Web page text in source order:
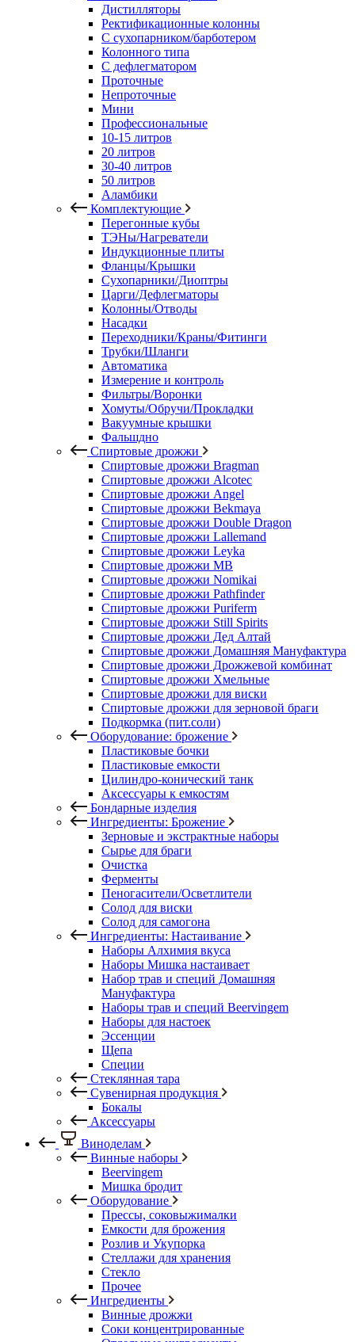
Дистилляторы
Ректификационные колонны
С сухопарником/барботером
Колонного типа
С дефлегматором
Проточные
Непроточные
Мини
Профессиональные
10-15 литров
20 литров
30-40 литров
50 литров
Аламбики
Комплектующие
Перегонные кубы
ТЭНы/Нагреватели
Индукционные плиты
Фланцы/Крышки
Сухопарники/Диоптры
Царги/Дефлегматоры
Колонны/Отводы
Насадки
Переходники/Краны/Фитинги
Трубки/Шланги
Автоматика
Измерение и контроль
Фильтры/Воронки
Хомуты/Обручи/Прокладки
Вакуумные крышки
Фальшдно
Спиртовые дрожжи
Спиртовые дрожжи Bragman
Спиртовые дрожжи Alcotec
Спиртовые дрожжи Angel
Спиртовые дрожжи Bekmaya
Спиртовые дрожжи Double Dragon
Спиртовые дрожжи Lallemand
Спиртовые дрожжи Leyka
Спиртовые дрожжи MB
Спиртовые дрожжи Nomikai
Спиртовые дрожжи Pathfinder
Спиртовые дрожжи Puriferm
Спиртовые дрожжи Still Spirits
Спиртовые дрожжи Дед Алтай
Спиртовые дрожжи Домашняя Мануфактура
Спиртовые дрожжи Дрожжевой комбинат
Спиртовые дрожжи Хмельные
Спиртовые дрожжи для виски
Спиртовые дрожжи для зерновой браги
Подкормка (пит.соли)
Оборудование: брожение
Пластиковые бочки
Пластиковые емкости
Цилиндро-конический танк
Аксессуары к емкостям
Бондарные изделия
Ингредиенты: Брожение
Зерновые и экстрактные наборы
Сырье для браги
Очистка
Ферменты
Пеногасители/Осветлители
Солод для виски
Солод для самогона
Ингредиенты: Настаивание
Наборы Алхимия вкуса
Наборы Мишка настаивает
Набор трав и специй Домашняя
Мануфактура
Наборы трав и специй Beervingem
Наборы для настоек
Эссенции
Щепа
Специи
Стеклянная тара
Сувенирная продукция
Бокалы
Аксессуары
Виноделам
Винные наборы
Beervingem
Мишка бродит
Оборудование
Прессы, соковыжималки
Емкости для брожения
Розлив и Укупорка
Стеллажи для хранения
Стекло
Прочее
Ингредиенты
Винные дрожжи
Соки концентрированные